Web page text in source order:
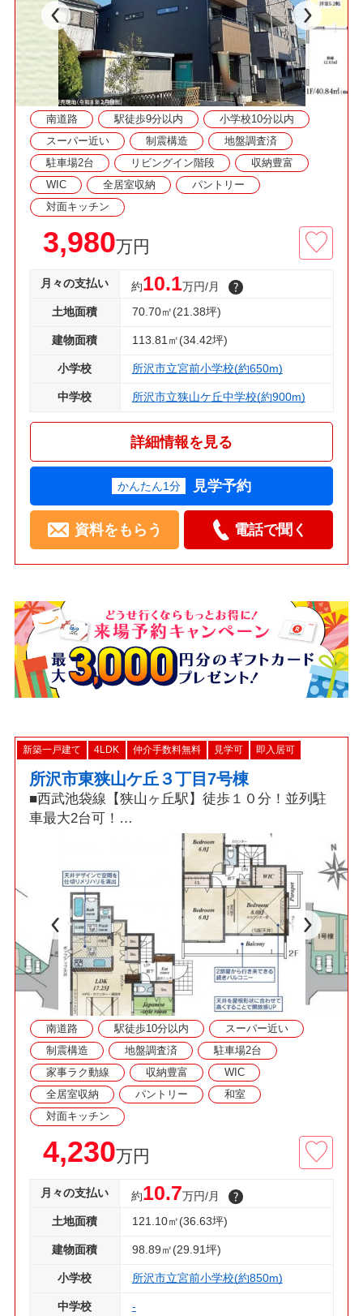
南道路 駅徒歩9分以内
小学校10分以内
スーパー近い
制震構造
地盤調査済
駐車場2台
リビングイン階段
収納豊富
WIC
全居室収納
パントリー
対面キッチン
3,980万円
月々の支払い 約10.1万円/月
土地面積 70.70㎡(21.38坪)
建物面積 113.81㎡(34.42坪)
小学校 所沢市立宮前小学校(約650m)
中学校 所沢市立狭山ケ丘中学校(約900m)
詳細情報を見る
かんたん1分 見学予約
資料をもらう 電話で聞く
新築一戸建て 4LDK 仲介手数料無料 見学可 即入居可
所沢市東狭山ケ丘３丁目7号棟
■西武池袋線【狭山ヶ丘駅】徒歩１０分！並列駐
車最大2台可！
□折上天井採用17.2帖LDK・食洗機・パントリ
ー・W.I.C・カードキー！
■「耐震+制震」ダンパー標準装備の地震に強い
新築戸建！
□資料請求・見学予約などお気軽にご利用くださ
南道路 駅徒歩10分以内
スーパー近い
制震構造
地盤調査済
駐車場2台
家事ラク動線
収納豊富
WIC
全居室収納
パントリー
和室
対面キッチン
4,230万円
月々の支払い 約10.7万円/月
土地面積 121.10㎡(36.63坪)
建物面積 98.89㎡(29.91坪)
小学校 所沢市立宮前小学校(約850m)
中学校 -